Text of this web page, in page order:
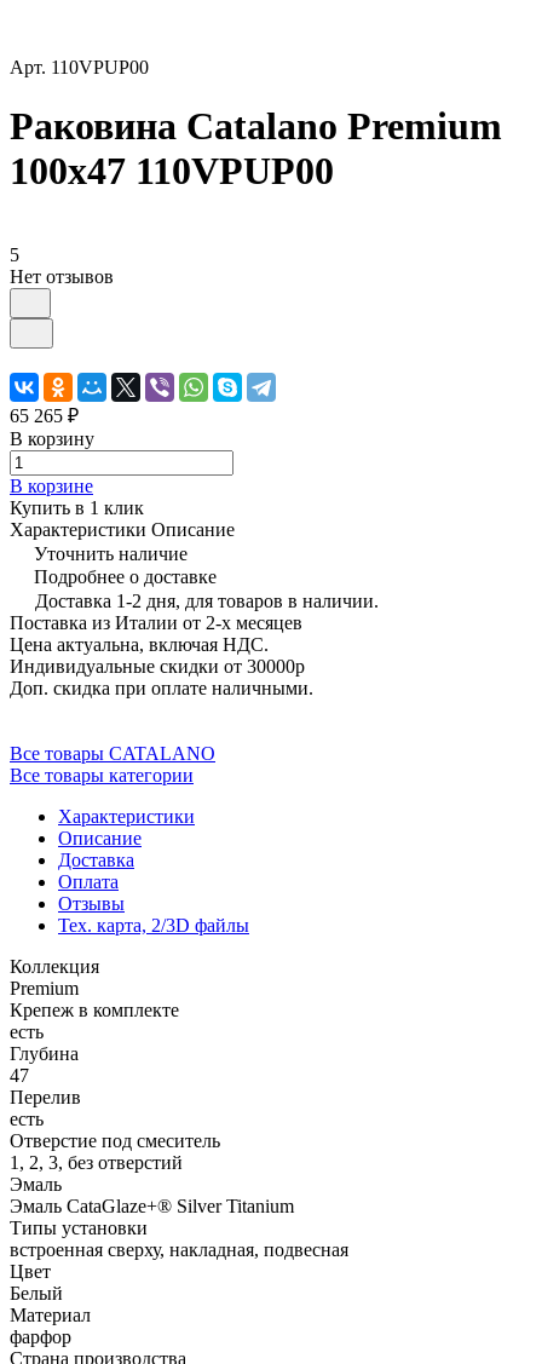
Арт. 110VPUP00
Раковина Catalano Premium
100x47 110VPUP00
5
Нет отзывов
65 265 ₽
В корзину
В корзине
Купить в 1 клик
Характеристики Описание
Уточнить наличие
Подробнее о доставке
Доставка 1-2 дня, для товаров в наличии.
Поставка из Италии от 2-х месяцев
Цена актуальна, включая НДС.
Индивидуальные скидки от 30000р
Доп. скидка при оплате наличными.
Все товары CATALANO
Все товары категории
Характеристики
Описание
Доставка
Оплата
Отзывы
Тех. карта, 2/3D файлы
Коллекция
Premium
Крепеж в комплекте
есть
Глубина
47
Перелив
есть
Отверстие под смеситель
1, 2, 3, без отверстий
Эмаль
Эмаль CataGlaze+® Silver Titanium
Типы установки
встроенная сверху, накладная, подвесная
Цвет
Белый
Материал
фарфор
Страна производства